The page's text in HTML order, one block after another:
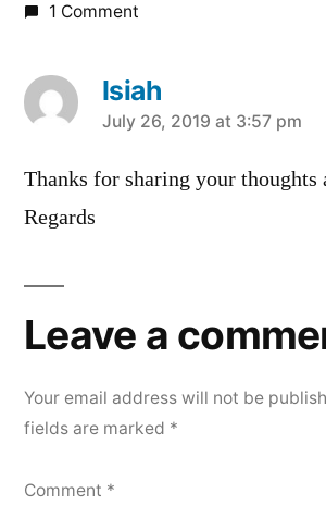
1 Comment
Isiah
says:
July 26, 2019 at 3:57 pm
Thanks for sharing your thoughts
Regards
Leave a
Your email address will not be
fields are marked *
Comment *